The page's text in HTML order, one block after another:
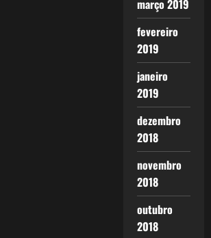
março 2019
fevereiro
2019
janeiro
2019
dezembro
2018
novembro
2018
outubro
2018